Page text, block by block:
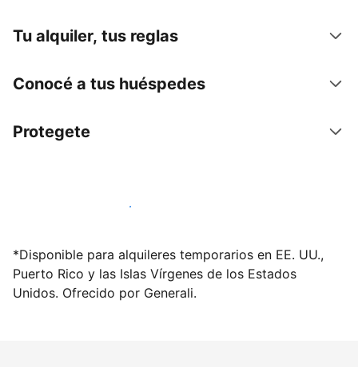
Tu alquiler, tus reglas
Conocé a tus huéspedes
Protegete
Publicá en nuestra plataforma hoy
*Disponible para alquileres temporarios en EE. UU.,
Puerto Rico y las Islas Vírgenes de los Estados
Unidos. Ofrecido por Generali.